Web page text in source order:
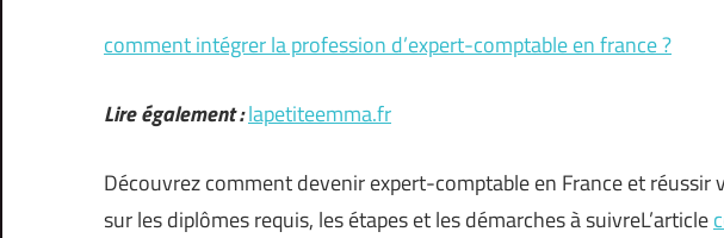
comment intégrer la profession d’expert-comptable en france ?
Lire également :lapetiteemma.fr
Découvrez comment devenir expert-comptable en France et
sur les diplômes requis, les étapes et les démarches à suivreL’article